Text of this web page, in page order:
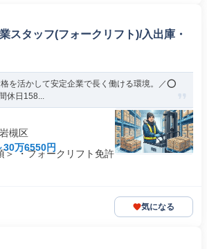
スタッフ(フォークリフト)/入出庫・
を活かして安定企業で長く働ける環境。／⭕
休日158...
槻区
30万6550円
＞ ・フォークリフト免許
気になる